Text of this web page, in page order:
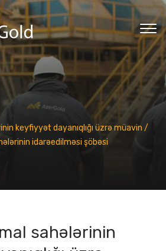
keyfiyyət dayanıqlığı üzrə müavin /
idarəedilməsi şöbəsi
sahələrinin